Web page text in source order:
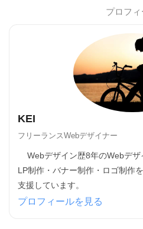
プロフ
KEI
フリーランスWebデザイナー
Webデザイン歴8年のWebデザ
LP制作・バナー制作・ロゴ制作
支援しています。
プロフィールを見る